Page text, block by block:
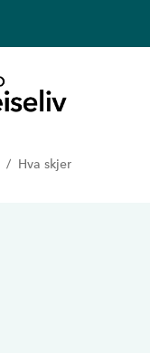
Hva skjer